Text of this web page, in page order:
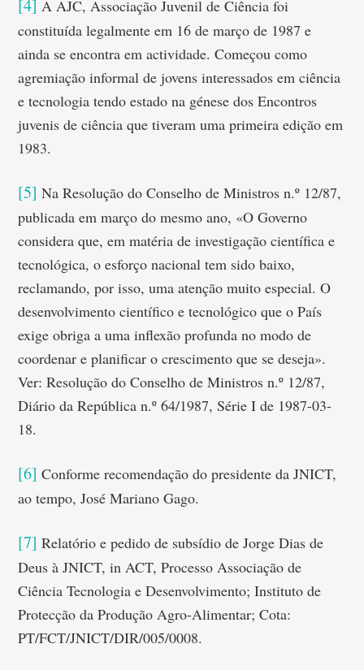
[4] A AJC, Associação Juvenil de Ciência foi
constituída legalmente em 16 de março de 1987 e
ainda se encontra em actividade. Começou como
agremiação informal de jovens interessados em ciência
e tecnologia tendo estado na génese dos Encontros
juvenis de ciência que tiveram uma primeira edição em
1983.
[5] Na Resolução do Conselho de Ministros n.º 12/87,
publicada em março do mesmo ano, «O Governo
considera que, em matéria de investigação científica e
tecnológica, o esforço nacional tem sido baixo,
reclamando, por isso, uma atenção muito especial. O
desenvolvimento científico e tecnológico que o País
exige obriga a uma inflexão profunda no modo de
coordenar e planificar o crescimento que se deseja».
Ver: Resolução do Conselho de Ministros n.º 12/87,
Diário da República n.º 64/1987, Série I de 1987-03-
18.
[6] Conforme recomendação do presidente da JNICT,
ao tempo, José Mariano Gago.
[7] Relatório e pedido de subsídio de Jorge Dias de
Deus à JNICT, in ACT, Processo Associação de
Ciência Tecnologia e Desenvolvimento; Instituto de
Protecção da Produção Agro-Alimentar; Cota:
PT/FCT/JNICT/DIR/005/0008.